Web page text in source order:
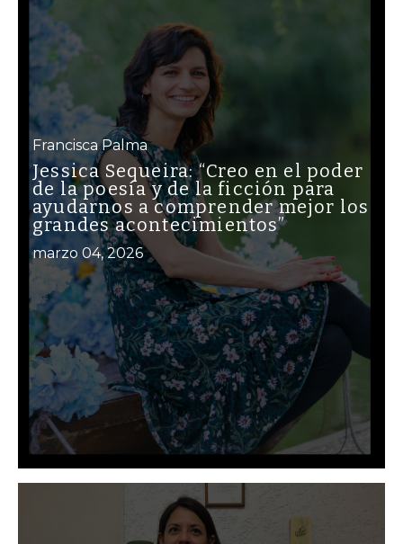
Francisca Palma
Jessica Sequeira: “Creo en el poder
de la poesía y de la ficción para
ayudarnos a comprender mejor los
grandes acontecimientos”
marzo 04, 2026